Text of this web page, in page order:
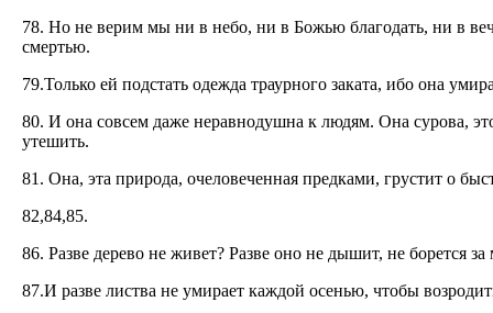
78. Но не верим мы ни в небо, ни в Божью благодать, ни в
смертью.
79.Только ей подстать одежда траурного заката, ибо она
80. И она совсем даже неравнодушна к людям. Она сурова,
утешить.
81. Она, эта природа, очеловеченная предками, грустит о
82,84,85.
86. Разве дерево не живет? Разве оно не дышит, не борется
87.И разве листва не умирает каждой осенью, чтобы